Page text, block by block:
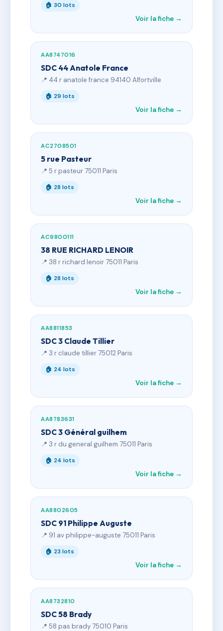
🏠 30 lots
Voir la fiche →
AA8747016
SDC 44 Anatole France
📍 44 r anatole france 94140 Alfortville
🏠 29 lots
Voir la fiche →
AC2708501
5 rue Pasteur
📍 5 r pasteur 75011 Paris
🏠 28 lots
Voir la fiche →
AC9800111
38 RUE RICHARD LENOIR
📍 38 r richard lenoir 75011 Paris
🏠 28 lots
Voir la fiche →
AA8811853
SDC 3 Claude Tillier
📍 3 r claude tillier 75012 Paris
🏠 24 lots
Voir la fiche →
AA8783631
SDC 3 Général guilhem
📍 3 r du general guilhem 75011 Paris
🏠 24 lots
Voir la fiche →
AA8802605
SDC 91 Philippe Auguste
📍 91 av philippe-auguste 75011 Paris
🏠 23 lots
Voir la fiche →
AA8732810
SDC 58 Brady
📍 58 pas brady 75010 Paris